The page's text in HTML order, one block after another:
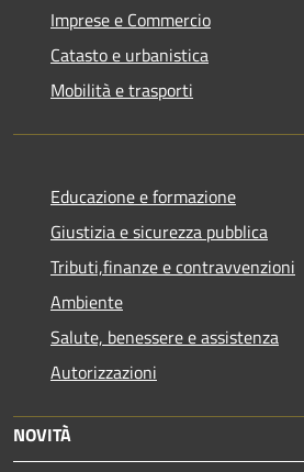
Imprese e Commercio
Catasto e urbanistica
Mobilità e trasporti
Educazione e formazione
Giustizia e sicurezza pubblica
Tributi,finanze e contravvenzioni
Ambiente
Salute, benessere e assistenza
Autorizzazioni
NOVITÀ